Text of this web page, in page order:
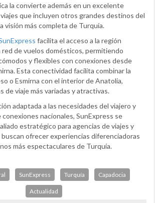
la convierte además en un excelente
que incluyen otros grandes destinos del
visión más completa de Turquía.
facilita el acceso a la región
red de vuelos domésticos, permitiendo
y flexibles con conexiones desde
Esta conectividad facilita combinar la
o Esmirna con el interior de Anatolia,
de viaje más variadas y atractivas.
adaptada a las necesidades del viajero y
nacionales, SunExpress se
estratégico para agencias de viajes y
ofrecer experiencias diferenciadoras
más espectaculares de Turquía.
SunExpress Turquía Capadocia
Actualidad